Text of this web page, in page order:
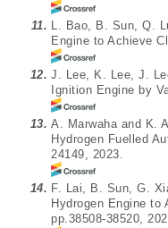
11. L. Bao, B. Sun, Q.
Engine to Achieve
12. J. Lee, K. Lee, J.
Ignition Engine by
13. A. Marwaha and K.
Hydrogen Fuelled
24149, 2023.
14. F. Lai, B. Sun, G.
Hydrogen Engine to
pp.38508-38520,